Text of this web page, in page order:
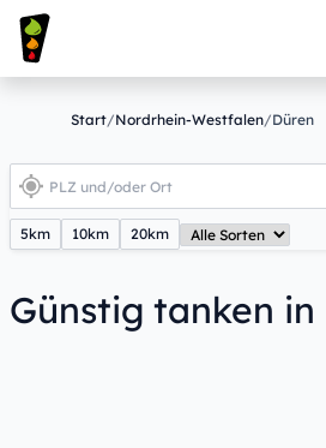
Start/Nordrhein-Westfalen/Düren
5km 10km 20km
Günstig tanken in